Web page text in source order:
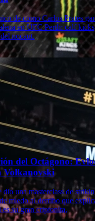
de como Carlos Prates
en UFC Perth: calf
nocaut.
del Octágono:
Volkanovski
dio una masterclass de
miedo al derribo que
su gran criptonita.